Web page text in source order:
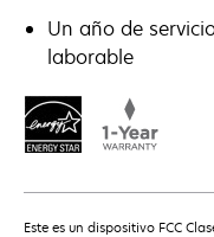
Un año de
laborable
Este es un dispositivo FCC